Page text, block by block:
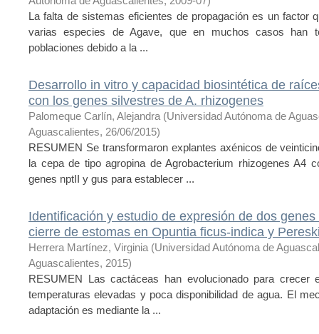
La falta de sistemas eficientes de propagación es un factor
varias especies de Agave, que en muchos casos han
poblaciones debido a la ...
Desarrollo in vitro y capacidad biosintética de
con los genes silvestres de A. rhizogenes
Palomeque Carlín, Alejandra (Universidad Autónoma de
Aguascalientes, 26/06/2015)
RESUMEN Se transformaron explantes axénicos de
la cepa de tipo agropina de Agrobacterium rhizogenes A4
genes nptII y gus para establecer ...
Identificación y estudio de expresión de dos
cierre de estomas en Opuntia ficus-indica y
Herrera Martínez, Virginia (Universidad Autónoma de
Aguascalientes, 2015)
RESUMEN Las cactáceas han evolucionado para crecer
temperaturas elevadas y poca disponibilidad de agua. El
adaptación es mediante la ...